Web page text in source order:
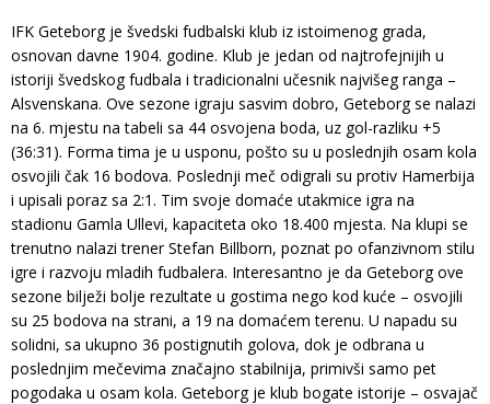
IFK Geteborg je švedski fudbalski klub iz istoimenog grada,
osnovan davne 1904. godine. Klub je jedan od najtrofejnijih u
istoriji švedskog fudbala i tradicionalni učesnik najvišeg ranga –
Alsvenskana. Ove sezone igraju sasvim dobro, Geteborg se nalazi
na 6. mjestu na tabeli sa 44 osvojena boda, uz gol-razliku +5
(36:31). Forma tima je u usponu, pošto su u poslednjih osam kola
osvojili čak 16 bodova. Poslednji meč odigrali su protiv Hamerbija
i upisali poraz sa 2:1. Tim svoje domaće utakmice igra na
stadionu Gamla Ullevi, kapaciteta oko 18.400 mjesta. Na klupi se
trenutno nalazi trener Stefan Billborn, poznat po ofanzivnom stilu
igre i razvoju mladih fudbalera. Interesantno je da Geteborg ove
sezone bilježi bolje rezultate u gostima nego kod kuće – osvojili
su 25 bodova na strani, a 19 na domaćem terenu. U napadu su
solidni, sa ukupno 36 postignutih golova, dok je odbrana u
poslednjim mečevima značajno stabilnija, primivši samo pet
pogodaka u osam kola. Geteborg je klub bogate istorije – osvajač